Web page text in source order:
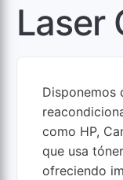
Laser
Disponemos
como HP,
que usa
ofreciendo